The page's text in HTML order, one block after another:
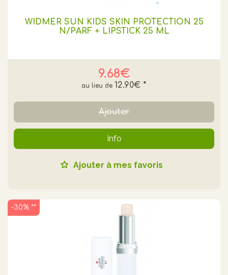
WIDMER SUN KIDS SKIN PROTECTION 25
N/PARF + LIPSTICK 25 ML
9.68€
12.90€ *
Ajouter
Info
Ajouter à mes favoris
-30% **